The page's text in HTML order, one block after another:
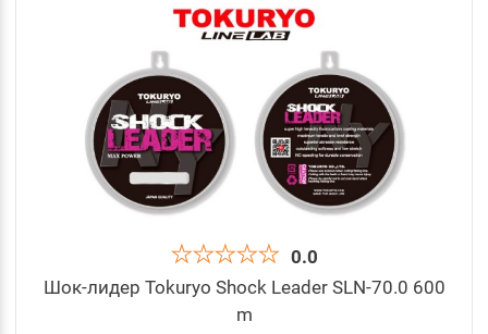
0.0
Шок-лидер Tokuryo Shock Leader SLN-70.0 600
m